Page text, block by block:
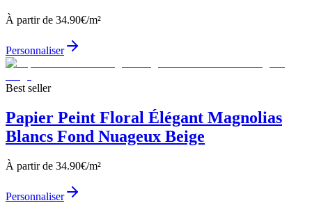
À partir de 34.90€/m²
Personnaliser
Best seller
Papier Peint Floral Élégant Magnolias
Blancs Fond Nuageux Beige
À partir de 34.90€/m²
Personnaliser